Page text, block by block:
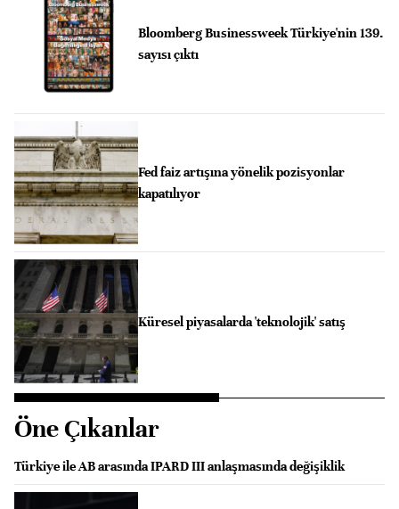
Bloomberg Businessweek Türkiye'nin 139.
sayısı çıktı
Fed faiz artışına yönelik pozisyonlar
kapatılıyor
Küresel piyasalarda 'teknolojik' satış
Öne Çıkanlar
Türkiye ile AB arasında IPARD III anlaşmasında değişiklik